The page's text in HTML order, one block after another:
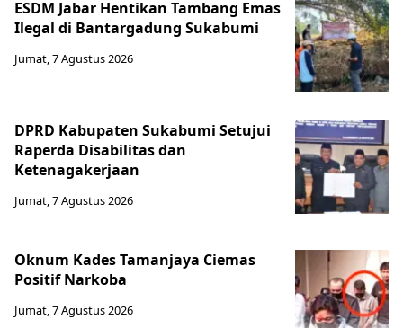
ESDM Jabar Hentikan Tambang Emas
Ilegal di Bantargadung Sukabumi
Jumat, 7 Agustus 2026
DPRD Kabupaten Sukabumi Setujui
Raperda Disabilitas dan
Ketenagakerjaan
Jumat, 7 Agustus 2026
Oknum Kades Tamanjaya Ciemas
Positif Narkoba
Jumat, 7 Agustus 2026